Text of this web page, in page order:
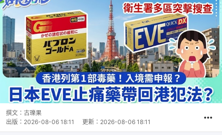
撰文： 古瓅果
出版： 2026-08-06 18:11 更新： 2026-08-06 18:11